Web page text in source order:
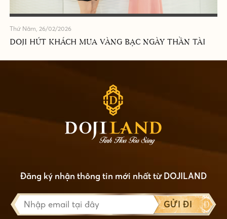
Thứ Năm, 26/02/2026
DOJI HÚT KHÁCH MUA VÀNG BẠC NGÀY THẦN TÀI
Đăng ký nhận thông tin mới nhất từ DOJILAND
GỬI ĐI